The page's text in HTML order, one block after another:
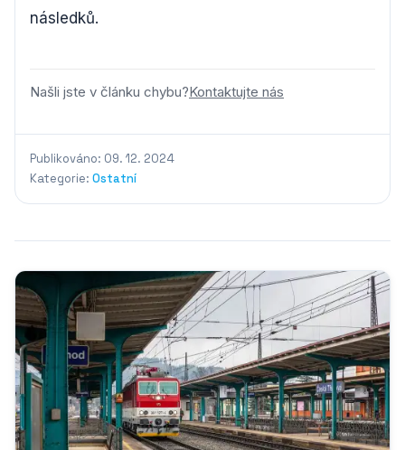
následků.
Našli jste v článku chybu?Kontaktujte nás
Publikováno: 09. 12. 2024
Kategorie: Ostatní